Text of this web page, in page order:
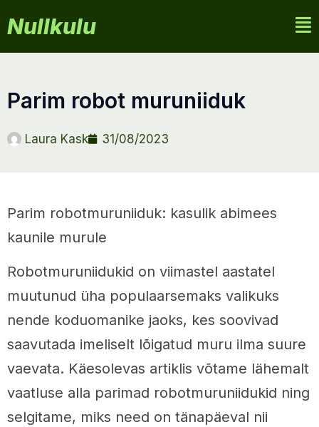
Nullkulu
parim robot muruniiduk
Laura Kask 31/08/2023
Parim robotmuruniiduk: kasulik abimees
kaunile murule
Robotmuruniidukid on viimastel aastatel
muutunud üha populaarsemaks valikuks
nende koduomanike jaoks, kes soovivad
saavutada imeliselt lõigatud muru ilma suure
vaevata. Käesolevas artiklis võtame lähemalt
vaatluse alla parimad robotmuruniidukid ning
selgitame, miks need on tänapäeval nii